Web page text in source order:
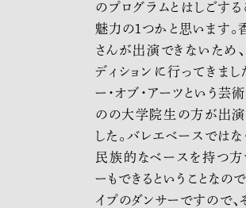
のプログラムとはしごする
魅力の１つかと思います。
さんが出演できないため
ディションに行ってきまし
ー・オブ・アーツという芸
のの大学院生の方が出演
した。バレエベースではな
民族的なベースを持つ方
ーもできるということなの
イプのダンサーですので、